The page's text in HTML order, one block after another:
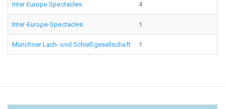
Inter Europe Spectacles 4
Inter-Europe-Spectacles 1
Münchner Lach- und Schießgesellschaft 1